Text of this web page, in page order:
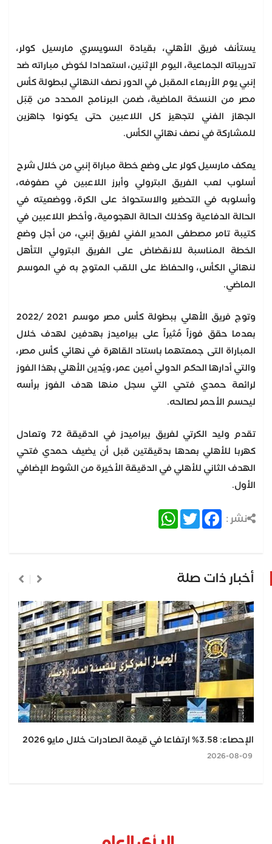
يستأنف فريق الأهلي، بقيادة السويسري مارسيل كولر،
تدريباته الجماعية، اليوم الإثنين، استعدادا لخوض مباراته ضد
إنبي يوم الأربعاء المقبل في الدور نصف النهائي لبطولة كأس
مصر من النسخة الماضية، ضمن البرنامج المحدد من قِبَل
الجهاز الفني لتجهيز كل اللاعبين حتى يكونوا جاهزين
للمشاركة في نصف نهائي الكأس.
يعكف مارسيل كولر على وضع خطة مباراة إنبي من خلال شرح
أسلوب لعب الفريق البترولي وأبرز اللاعبين في صفوفه،
وأسلوبه في التحضير والاستحواذ على الكرة، ووضعيته في
الحالة الدفاعية وكذلك الحالة الهجومية، وأخطر اللاعبين في
كتيبة تامر مصطفى المدير الفني لفريق إنبي، من أجل وضع
الخطة المناسبة للانقضاض على الفريق البترولي التأهل
لنهائي الكأس، والحفاظ على اللقب المتوج به في الموسم
الماضي.
وتوج فريق الأهلي ببطولة كأس مصر موسم 2021 /2022
بعدما حقق فوزاً مُثيراً على بيراميدز بهدفين لهدف خلال
المباراة التى جمعتهما باستاد القاهرة في نهائي كأس مصر،
والتي أدارها الحكم الدولي أمين عمر، ويُدين الأهلي بهذا الفوز
لرائعة حمدي فتحي التي سجل منها هدف الفوز برأسه
ليحسم الأحمر لصالحه.
تقدم وليد الكرتي لفريق بيراميدز في الدقيقة 72 وتعادل
كهربا للأهلي بعدها بدقيقتين قبل أن يضيف حمدي فتحي
الهدف الثاني للأهلي في الدقيقة الأخيرة من الشوط الإضافي
الأول.
نشر : Facebook
Twitter
WhatsApp
أخبار ذات صلة
الإحصاء: 3.58% ارتفاعا في قيمة الصادرات خلال مايو 2026